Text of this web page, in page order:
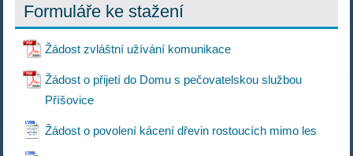
Formuláře ke stažení
Žádost zvláštní užívání komunikace
Žádost o přijetí do Domu s pečovatelskou službou
Příšovice
Žádost o povolení kácení dřevin rostoucích mimo les